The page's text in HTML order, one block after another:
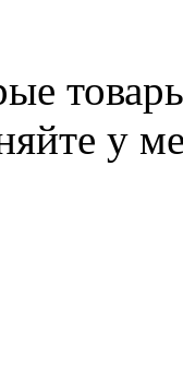
у